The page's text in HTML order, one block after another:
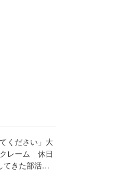
ください」大
レーム 休日
てきた部活動